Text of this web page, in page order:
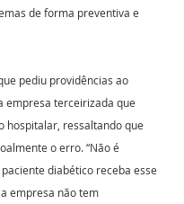
de forma preventiva e
pediu providências ao
empresa terceirizada que
hospitalar, ressaltando que
o erro. “Não é
diabético receba esse
empresa não tem